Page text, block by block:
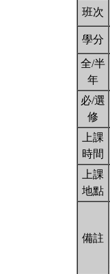
班次
學分
全/半
年
必/選
修
上課
時間
上課
地點
備註